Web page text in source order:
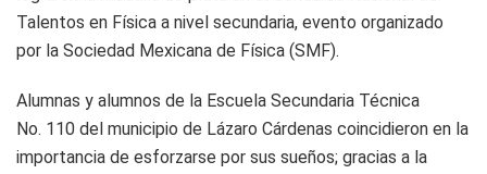
Talentos en Física a nivel secundaria, evento organizado
por la Sociedad Mexicana de Física (SMF).
Alumnas y alumnos de la Escuela Secundaria Técnica
No. 110 del municipio de Lázaro Cárdenas coincidieron en la
importancia de esforzarse por sus sueños; gracias a la